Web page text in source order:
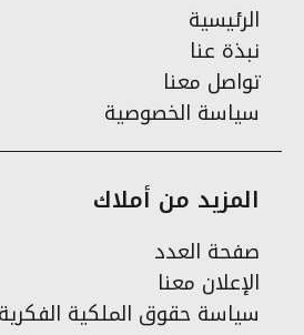
الرئيسية
نبذة عنا
تواصل معنا
سياسة الخصوصية
المزيد من أملاك
صفحة العدد
الإعلان معنا
سياسة حقوق الملكية